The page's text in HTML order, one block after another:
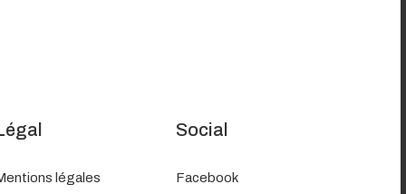
légales
Social
Facebook